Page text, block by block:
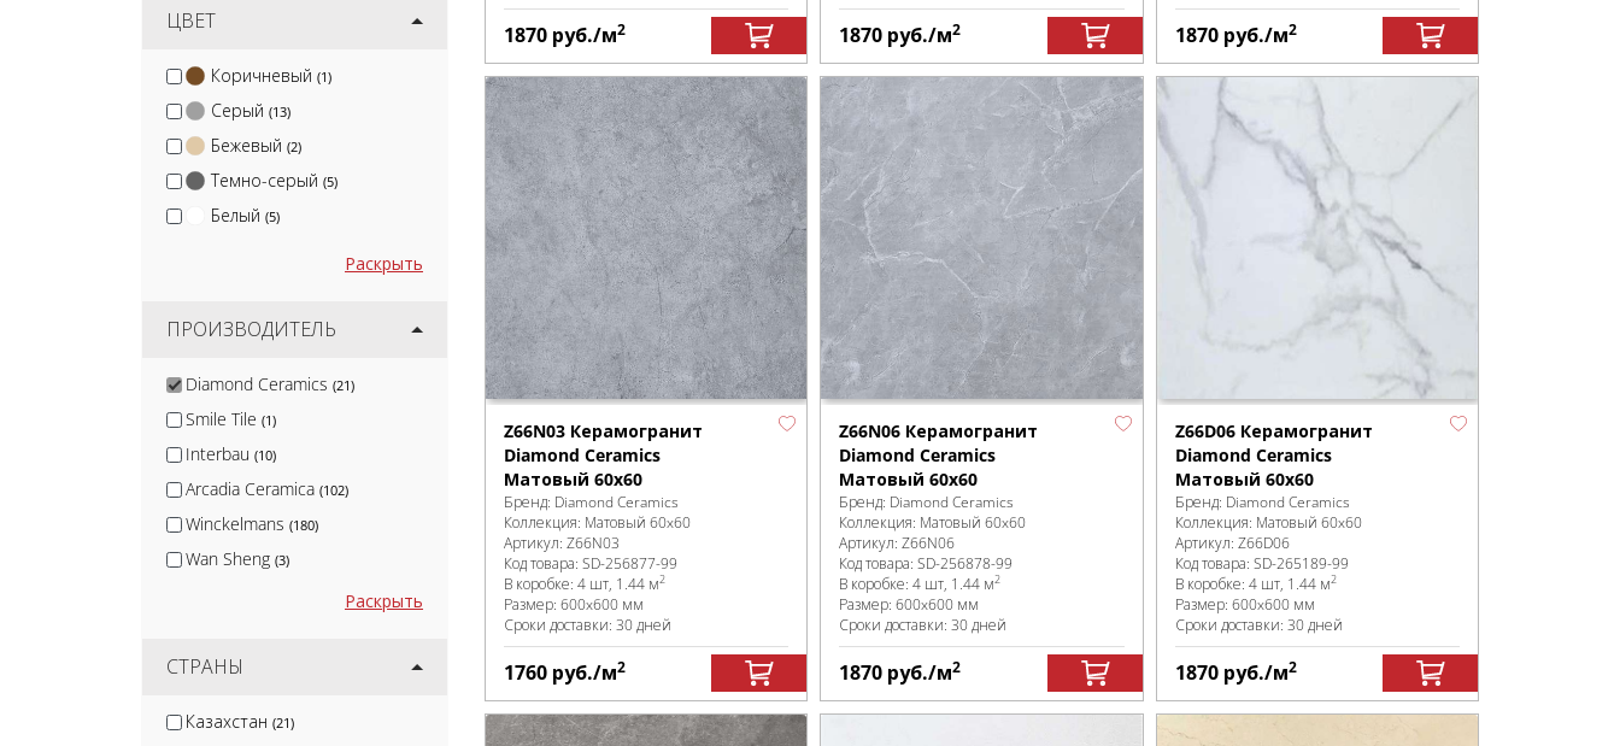
ЦВЕТ
Коричневый (1)
Серый (13)
Бежевый (2)
Темно-серый (5)
Белый (5)
Раскрыть
ПРОИЗВОДИТЕЛЬ
Diamond Ceramics (21)
Smile Tile (1)
Interbau (10)
Arcadia Ceramica (102)
Winckelmans (180)
Wan Sheng (3)
Натуральный Клинкер(4)
Artkera Group
DeKeramik (7)
Раскрыть
СТРАНЫ
Казахстан (21)
1870 руб./м2 1870 руб./м2 1870 руб./м2
Z66N03 Керамогранит
Diamond Ceramics
Матовый 60x60
Бренд: Diamond Ceramics
Коллекция: Матовый 60x60
Артикул: Z66N03
Код товара: SD-256877-99
В коробке: 4 шт, 1.44 м2
Размер: 600x600 мм
Сроки доставки: 30 дней
1760 руб./м2
Z66N06 Керамогранит
Diamond Ceramics
Матовый 60x60
Бренд: Diamond Ceramics
Коллекция: Матовый 60x60
Артикул:Z66N06
Код товара:SD-256878-99
В коробке:4 шт, 1.44 м2
Размер:600x600 мм
Сроки доставки: 30 дней
1870 руб./м2
Z66D06 Керамогранит
Diamond Ceramics
Матовый 60x60
Бренд: Diamond Ceramics
Коллекция: Матовый 60x60
Артикул: Z66D06
Код товара: SD-265189-99
В коробке: 4 шт, 1.44 м2
Размер: 600x600 мм
Сроки доставки: 30 дней
1870 руб./м2